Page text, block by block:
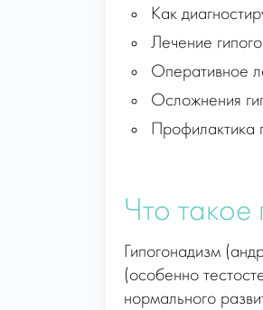
Как
Лечение
Оперативное
Осложнения
Профилактика
Что такое
Гипогонадизм
(особенно
нормального